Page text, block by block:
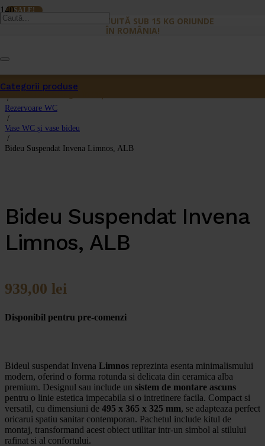
LIVRARE GRATUITĂ SUB 15 KG ORIUNDE
ÎN ROMÂNIA!
Produsa fost adăugat în coș.
Categorii produse
Prima pagină
/
Rezervoare WC
/
Vase WC și vase bideu
/
Bideu Suspendat Invena Limnos, ALB
Bideu Suspendat Invena
Limnos, ALB
939,00 lei
Disponibil pentru pre-comenzi
Bideul suspendat Invena Limnos reprezinta esenta minimalismului
modern, oferind o forma rotunda si delicata din ceramica alba
premium. Designul sau include un sistem de montare ascuns
pentru o linie estetica impecabila si o intretinere facila. Compact si
versatil, cu dimensiuni de 495 x 365 x 325 mm, se adapteaza perfect
oricarui spatiu sanitar contemporan. Pachetul include kitul de
montaj, transformand acest obiect utilitar intr-un simbol al stilului
rafinat si al confortului.
SALE!